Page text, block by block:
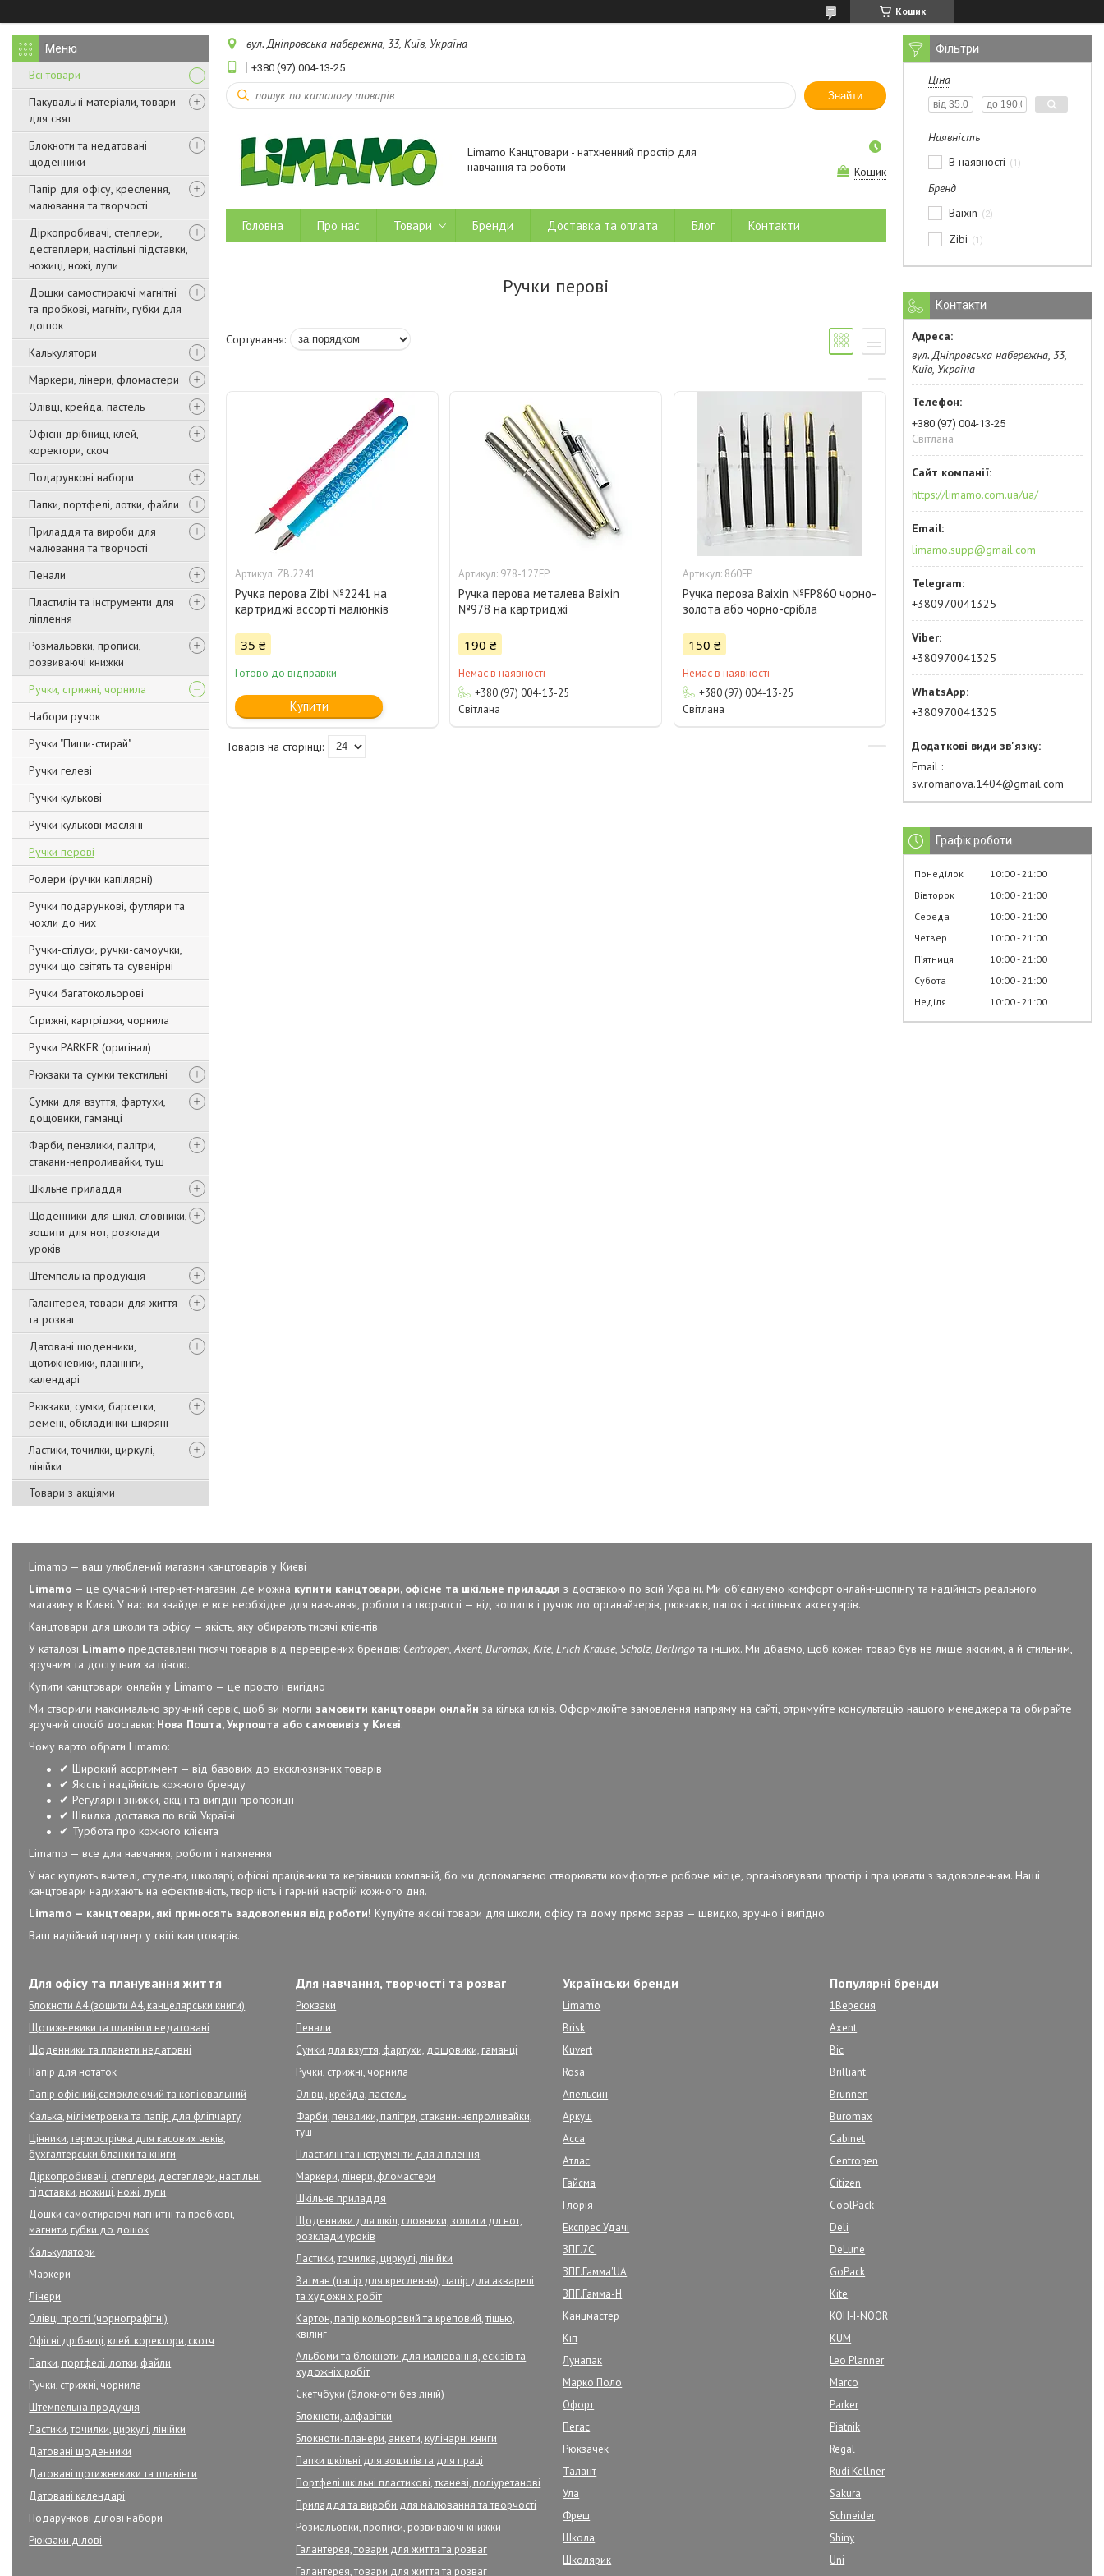
Кошик
Всі товари
Пакувальні матеріали, товари
для свят
Блокноти та недатовані
щоденники
Папір для офісу, креслення,
малювання та творчості
Діркопробивачі, степлери,
дестеплери, настільні підставки,
ножиці, ножі, лупи
Дошки самостираючі магнітні
та пробкові, магніти, губки для
дошок
Калькулятори
Маркери, лінери, фломастери
Олівці, крейда, пастель
Офісні дрібниці, клей,
коректори, скоч
Подарункові набори
Папки, портфелі, лотки, файли
Приладдя та вироби для
малювання та творчості
Пенали
Пластилін та інструменти для
ліплення
Розмальовки, прописи,
розвиваючі книжки
Ручки, стрижні, чорнила
Набори ручок
Ручки "Пиши-стирай"
Ручки гелеві
Ручки кулькові
Ручки кулькові масляні
Ручки перові
Ролери (ручки капілярні)
Ручки подарункові, футляри та
чохли до них
Ручки-стілуси, ручки-самоучки,
ручки що світять та сувенірні
Ручки багатокольорові
Стрижні, картріджи, чорнила
Ручки PARKER (оригінал)
Рюкзаки та сумки текстильні
Сумки для взуття, фартухи,
дощовики, гаманці
Фарби, пензлики, палітри,
стакани-непроливайки, туш
Шкільне приладдя
Щоденники для шкіл, словники,
зошити для нот, розклади
уроків
Штемпельна продукція
Галантерея, товари для життя
та розваг
Датовані щоденники,
щотижневики, планінги,
календарі
Рюкзаки, сумки, барсетки,
ремені, обкладинки шкіряні
Ластики, точилки, циркулі,
лінійки
Товари з акціями
вул. Дніпровська набережна, 33, Київ, Україна
+380 (97) 004-13-25
Знайти
Limamo Канцтовари - натхненний простір для
навчання та роботи
Кошик
Головна Про нас Товари Бренди Доставка та оплата Блог Контакти
Ручки перові
ZB.2241
Ручка перова Zibi №2241 на
картриджі ассорті малюнків
35 ₴
Готово до відправки
Купити
978-127FP
Ручка перова металева Baixin
№978 на картриджі
190 ₴
Немає в наявності
+380 (97) 004-13-25
Світлана
860FP
Ручка перова Baixin №FP860 чорно-
золота або чорно-срібла
150 ₴
Немає в наявності
+380 (97) 004-13-25
Світлана
Фільтри
Ціна
Наявність
В наявності
1
Бренд
Baixin
2
Zibi 1
Контакти
вул. Дніпровська набережна, 33,
Київ, Україна
+380 (97) 004-13-25
Світлана
https://limamo.com.ua/ua/
limamo.supp@gmail.com
+380970041325
+380970041325
+380970041325
Email
sv.romanova.1404@gmail.com
Графік роботи
Понеділок 10:00 21:00
Вівторок
10:00 21:00
Середа
10:00 21:00
Четвер
10:00 21:00
Пʼятниця
10:00 21:00
Субота
10:00 21:00
Неділя
10:00 21:00
Limamo — ваш улюблений магазин канцтоварів у Києві
Limamo — це сучасний інтернет-магазин, де можна купити канцтовари, офісне та шкільне приладдя з доставкою по всій Україні. Ми об’єднуємо комфорт онлайн-шопінгу та надійність реального
магазину в Києві. У нас ви знайдете все необхідне для навчання, роботи та творчості — від зошитів і ручок до органайзерів, рюкзаків, папок і настільних аксесуарів.
Канцтовари для школи та офісу — якість, яку обирають тисячі клієнтів
У каталозі Limamo представлені тисячі товарів від перевірених брендів: Centropen, Axent, Buromax, Kite, Erich Krause, Scholz, Berlingoта інших. Ми дбаємо, щоб кожен товар був не лише якісним, а й стильним,
зручним та доступним за ціною.
Купити канцтовари онлайн у Limamo — це просто і вигідно
Ми створили максимально зручний сервіс, щоб ви могли замовити канцтовари онлайн за кілька кліків. Оформлюйте замовлення напряму на сайті, отримуйте консультацію нашого менеджера та обирайте
зручний спосіб доставки: Нова Пошта, Укрпошта або самовивіз у Києві.
Чому варто обрати Limamo:
✔ Широкий асортимент — від базових до ексклюзивних товарів
✔ Якість і надійність кожного бренду
✔ Регулярні знижки, акції та вигідні пропозиції
✔ Швидка доставка по всій Україні
✔ Турбота про кожного клієнта
Limamo — все для навчання, роботи і натхнення
У нас купують вчителі, студенти, школярі, офісні працівники та керівники компаній, бо ми допомагаємо створювати комфортне робоче місце, організовувати простір і працювати з задоволенням. Наші
канцтовари надихають на ефективність, творчість і гарний настрій кожного дня.
Limamo — канцтовари, які приносять задоволення від роботи! Купуйте якісні товари для школи, офісу та дому прямо зараз — швидко, зручно і вигідно.
Ваш надійний партнер у світі канцтоварів.
Для офісу та планування життя
Блокноти А4 (зошити А4, канцелярськи книги)
Щотижневики та планінги недатовані
Щоденники та планети недатовні
Папір для нотаток
Папір офісний,самоклеючий та копіювальний
Калька, міліметровка та папір для фліпчарту
Цінники, термострічка для касових чеків,
бухгалтерськи бланки та книги
Діркопробивачі, степлери, дестеплери, настільні
підставки, ножиці, ножі, лупи
Дошки самостираючі магнитні та пробкові,
магнити, губки до дошок
Калькулятори
Маркери
Лінери
Олівці прості (чорнографітні)
Офісні дрібниці, клей. коректори, скотч
Папки, портфелі, лотки, файли
Ручки, стрижні, чорнила
Штемпельна продукція
Ластики, точилки, циркулі, лінійки
Датовані щоденники
Датовані щотижневики та планінги
Датовані календарі
Подарункові ділові набори
Рюкзаки ділові
Для навчання, творчості та розваг
Рюкзаки
Пенали
Сумки для взуття, фартухи, дощовики, гаманці
Ручки, стрижні, чорнила
Олівці, крейда, пастель
Фарби, пензлики, палітри, стакани-непроливайки,
туш
Пластилін та інструменти для ліплення
Маркери, лінери, фломастери
Шкільне приладдя
Щоденники для шкіл, словники, зошити дл нот,
розклади уроків
Ластики, точилка, циркулі, лінійки
Ватман (папір для креслення), папір для акварелі
та художніх робіт
Картон, папір кольоровий та креповий, тішью,
квілінг
Альбоми та блокноти для малювання, ескізів та
художніх робіт
Скетчбуки (блокноти без ліній)
Блокноти, алфавітки
Блокноти-планери, анкети, кулінарні книги
Папки шкільні для зошитів та для праці
Портфелі шкільні пластикові, тканеві, поліуретанові
Приладдя та вироби для малювання та творчості
Розмальовки, прописи, розвиваючі книжки
Галантерея, товари для життя та розваг
Галантерея, товари для життя та розваг
Українськи бренди
Limamo
Brisk
Kuvert
Rosa
Апельсин
Аркуш
Асса
Атлас
Гайсма
Глорія
Експрес Удачі
ЗПГ.7С:
ЗПГ.Гамма'UA
ЗПГ.Гамма-Н
Канцмастер
Кіп
Лунапак
Марко Поло
Офорт
Пегас
Рюкзачек
Талант
Ула
Фреш
Школа
Школярик
Популярні бренди
1Вересня
Axent
Bic
Brilliant
Brunnen
Buromax
Cabinet
Centropen
Citizen
CoolPack
Deli
DeLune
GoPack
Kite
KOH-I-NOOR
KUM
Leo Planner
Marco
Parker
Piatnik
Regal
Rudi Kellner
Sakura
Schneider
Shiny
Uni